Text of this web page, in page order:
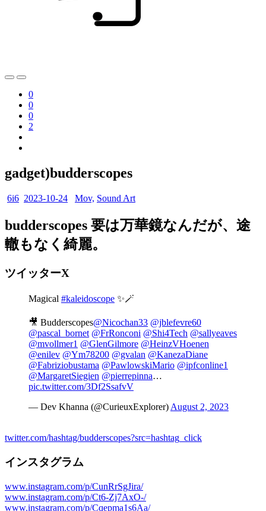
0
0
0
2
gadget)budderscopes
6i6 2023-10-24 Mov, Sound Art
budderscopes 要は万華鏡なんだが、途
轍もなく綺麗。
ツイッターX
Magical #kaleidoscope ✨🪄
🎥 Budderscopes@Nicochan33 @jblefevre60
@pascal_bornet @FrRonconi @Shi4Tech @sallyeaves
@mvollmer1 @GlenGilmore @HeinzVHoenen
@enilev @Ym78200 @gvalan @KanezaDiane
@Fabriziobustama @PawlowskiMario @ipfconline1
@MargaretSiegien @pierrepinna…
pic.twitter.com/3Df2SsafvV
— Dev Khanna (@CurieuxExplorer) August 2, 2023
twitter.com/hashtag/budderscopes?src=hashtag_click
インスタグラム
www.instagram.com/p/CunRrSgJira/
www.instagram.com/p/Ct6-Zj7AxO-/
www.instagram.com/p/Cqepma1s6Aa/